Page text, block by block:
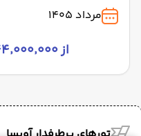
مرداد 1405
از ۴۴٬۰۰۰٬۰۰۰ تومان + ۲۴۲ دلار